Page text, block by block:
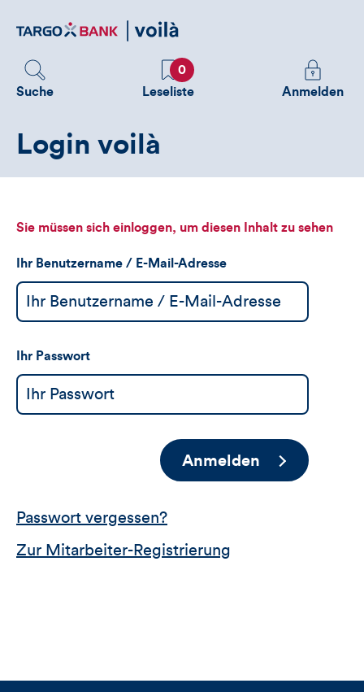
zum
Suche
Favoriten
0
Leseliste
Melden
Sie
sehen
Anmelden
Login voilà
Sie müssen sich einloggen, um diesen Inhalt zu sehen
Ihr Benutzername / E-Mail-Adresse
Ihr Passwort
Anmelden
Passwort vergessen?
Zur Mitarbeiter-Registrierung